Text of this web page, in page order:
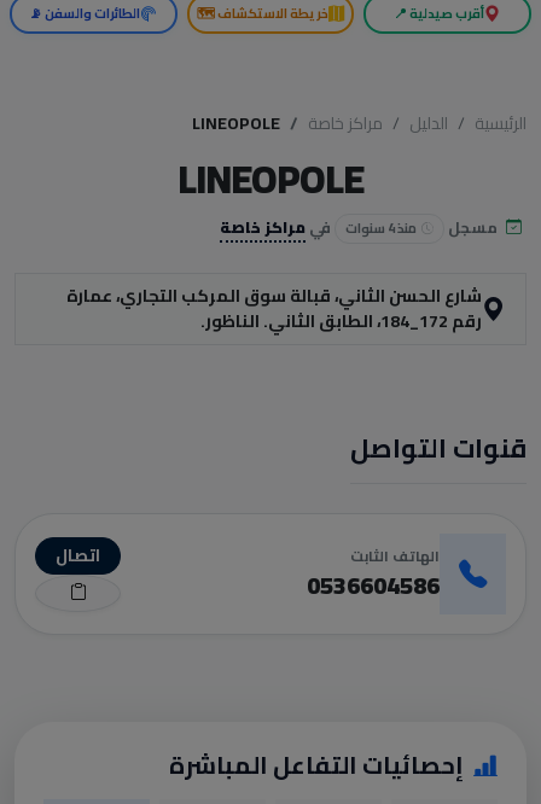
أقرب صيدلية 📍 خريطة الاستكشاف 🗺️ الطائرات والسفن 📡
الرئيسية الدليل مراكز خاصة LINEOPOLE
LINEOPOLE
مسجل منذ 4 سنوات فيمراكز خاصة
شارع الحسن الثاني، قبالة سوق المركب التجاري، عمارة
رقم 172_184، الطابق الثاني. الناظور.
قنوات التواصل
الهاتف الثابت
0536604586
اتصال
إحصائيات التفاعل المباشرة